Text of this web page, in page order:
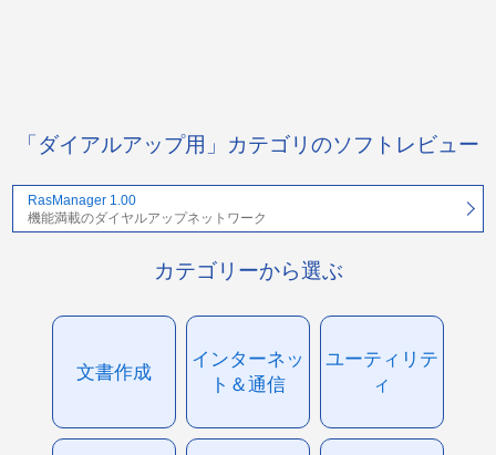
「ダイアルアップ用」カテゴリのソフトレビュー
RasManager 1.00
機能満載のダイヤルアップネットワーク
カテゴリーから選ぶ
文書作成
インターネッ
ト＆通信
ユーティリテ
ィ